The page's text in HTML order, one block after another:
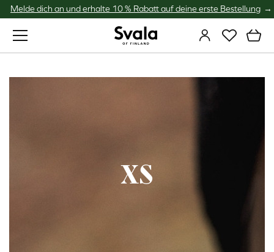
Melde dich an und erhalte 10 % Rabatt auf deine erste Bestellung
XS